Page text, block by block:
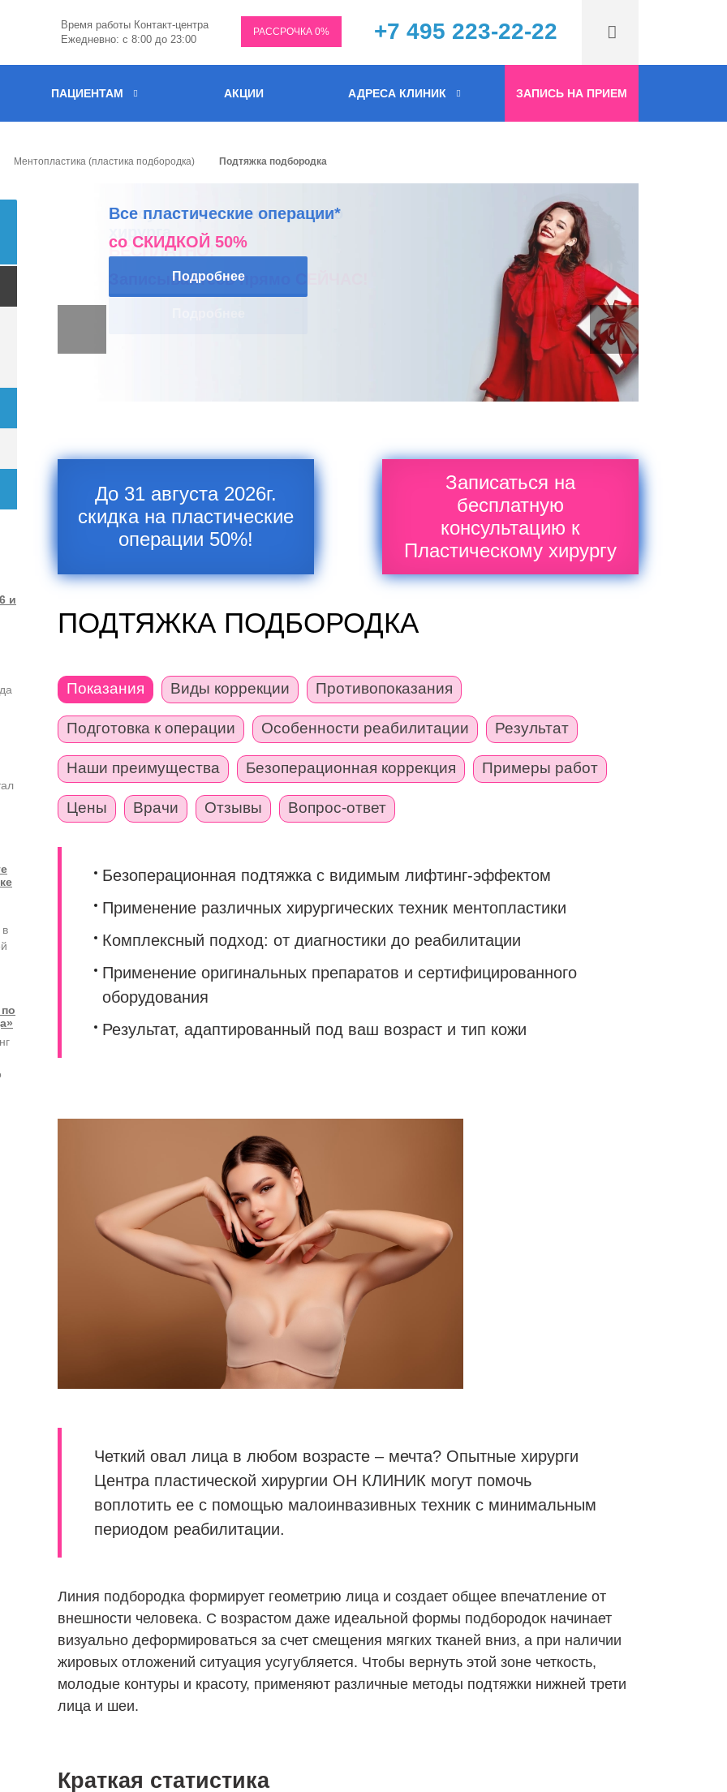
+7 495 223-22-22
РАССРОЧКА 0%
Время работы Контакт-центра
Ежедневно: с 8:00 до 23:00
ПАЦИЕНТАМ АКЦИИ АДРЕСА КЛИНИК ЗАПИСЬ НА ПРИЕМ
Ментопластика (пластика подбородка) Подтяжка подбородка
и
Все пластические операции*
со СКИДКОЙ 50%
Подробнее
Консультация пластического
хирурга
БЕСПЛАТНО!
Записывайтесь прямо СЕЙЧАС!
Скидка 10% в честь дня рождения!
Подробнее
До 31 августа 2026г.
скидка на пластические
операции 50%!
Записаться на
бесплатную
консультацию к
Пластическому хирургу
ПОДТЯЖКА ПОДБОРОДКА
Показания Виды коррекции Противопоказания
Подготовка к операции Особенности реабилитации Результат
Наши преимущества Безоперационная коррекция Примеры работ
Цены Врачи Отзывы Вопрос-ответ
Безоперационная подтяжка с видимым лифтинг-эффектом
Применение различных хирургических техник ментопластики
Комплексный подход: от диагностики до реабилитации
Применение оригинальных препаратов и сертифицированного
оборудования
Результат, адаптированный под ваш возраст и тип кожи
Четкий овал лица в любом возрасте – мечта? Опытные хирурги
Центра пластической хирургии ОН КЛИНИК могут помочь
воплотить ее с помощью малоинвазивных техник с минимальным
периодом реабилитации.
Линия подбородка формирует геометрию лица и создает общее впечатление от
внешности человека. С возрастом даже идеальной формы подбородок начинает
визуально деформироваться за счет смещения мягких тканей вниз, а при наличии
жировых отложений ситуация усугубляется. Чтобы вернуть этой зоне четкость,
молодые контуры и красоту, применяют различные методы подтяжки нижней трети
лица и шеи.
Краткая статистика